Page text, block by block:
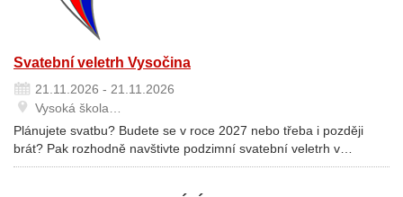
Svatební veletrh Vysočina
21.11.2026 - 21.11.2026
Vysoká škola…
Plánujete svatbu? Budete se v roce 2027 nebo třeba i později
brát? Pak rozhodně navštivte podzimní svatební veletrh v…